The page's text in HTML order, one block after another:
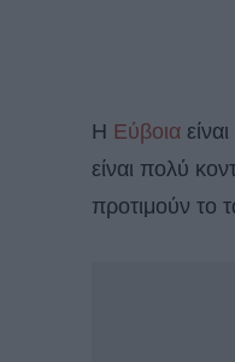
Η Εύβοια
είναι πολύ
προτιμούν το